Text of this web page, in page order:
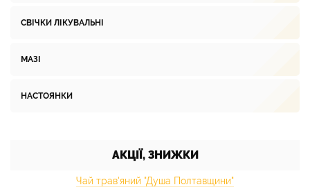
СВІЧКИ ЛІКУВАЛЬНІ
МАЗІ
НАСТОЯНКИ
АКЦІЇ, ЗНИЖКИ
Чай трав'яний "Душа Полтавщини"